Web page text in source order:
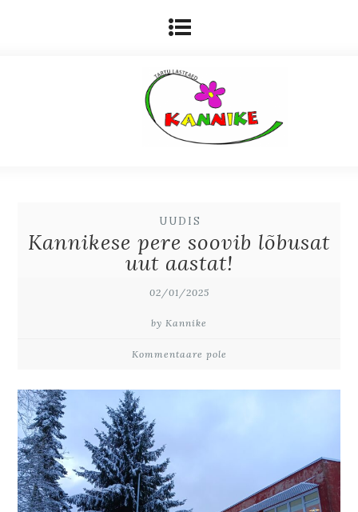
UUDIS
Kannikese pere soovib lõbusat
uut aastat!
02/01/2025
by Kannike
Kommentaare pole